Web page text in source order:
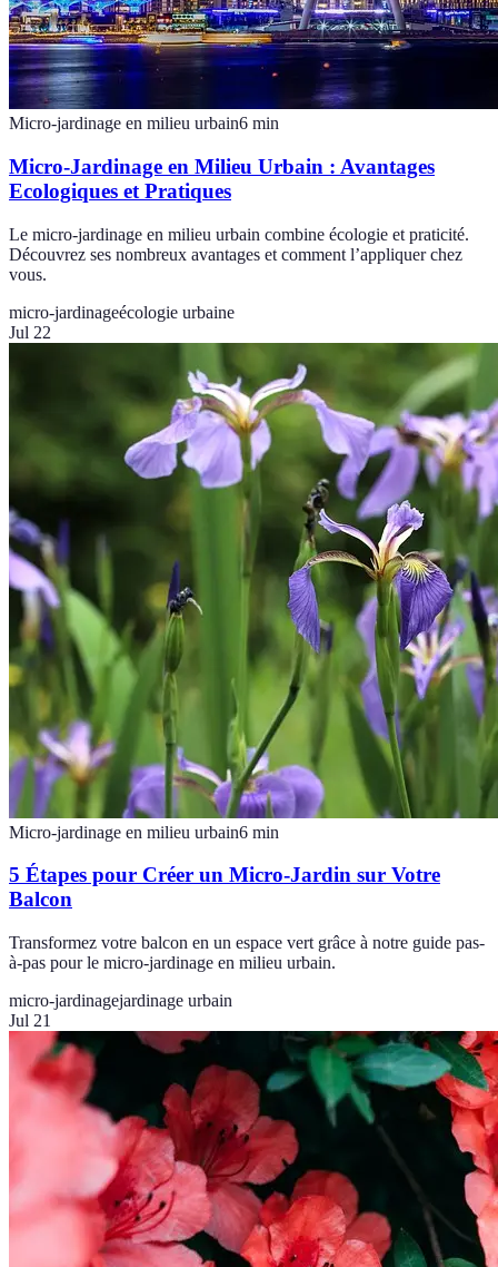
Micro-jardinage en milieu urbain6 min
Micro-Jardinage en Milieu Urbain : Avantages
Ecologiques et Pratiques
Le micro-jardinage en milieu urbain combine écologie et praticité.
Découvrez ses nombreux avantages et comment l’appliquer chez
vous.
micro-jardinageécologie urbaine
Jul 22
Micro-jardinage en milieu urbain6 min
5 Étapes pour Créer un Micro-Jardin sur Votre
Balcon
Transformez votre balcon en un espace vert grâce à notre guide pas-
à-pas pour le micro-jardinage en milieu urbain.
micro-jardinagejardinage urbain
Jul 21